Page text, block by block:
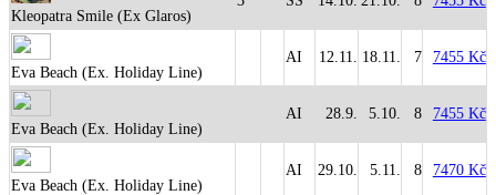
Kleopatra Smile (Ex Glaros)
Eva Beach (Ex. Holiday Line)
AI 12.11. 18.11. 7 7455 Kč
Eva Beach (Ex. Holiday Line)
AI 28.9. 5.10. 8 7455 Kč
Eva Beach (Ex. Holiday Line)
AI 29.10. 5.11. 8 7470 Kč